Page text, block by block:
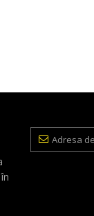
Adresa
de